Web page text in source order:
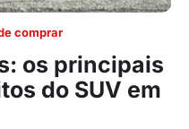
comprar
os principais
do SUV em